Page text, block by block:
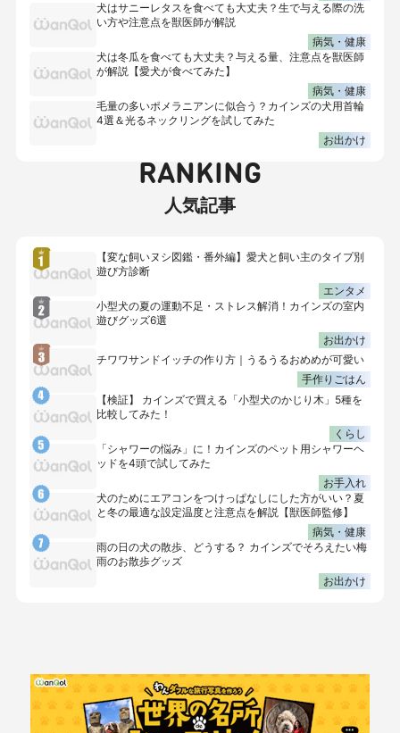
犬はサニーレタスを食べても大丈夫？生で与える際の洗
い方や注意点を獣医師が解説
病気・健康
犬は冬瓜を食べても大丈夫？与える量、注意点を獣医師
が解説【愛犬が食べてみた】
病気・健康
毛量の多いポメラニアンに似合う？カインズの犬用首輪
4選＆光るネックリングを試してみた
お出かけ
RANKING
人気記事
【変な飼いヌシ図鑑・番外編】愛犬と飼い主のタイプ別
遊び方診断
エンタメ
小型犬の夏の運動不足・ストレス解消！カインズの室内
遊びグッズ6選
お出かけ
チワワサンドイッチの作り方｜うるうるおめめが可愛い
手作りごはん
【検証】 カインズで買える「小型犬のかじり木」5種を
比較してみた！
くらし
「シャワーの悩み」に！カインズのペット用シャワーヘ
ッドを4頭で試してみた
お手入れ
犬のためにエアコンをつけっぱなしにした方がいい？夏
と冬の最適な設定温度と注意点を解説【獣医師監修】
病気・健康
雨の日の犬の散歩、どうする？ カインズでそろえたい梅
雨のお散歩グッズ
お出かけ